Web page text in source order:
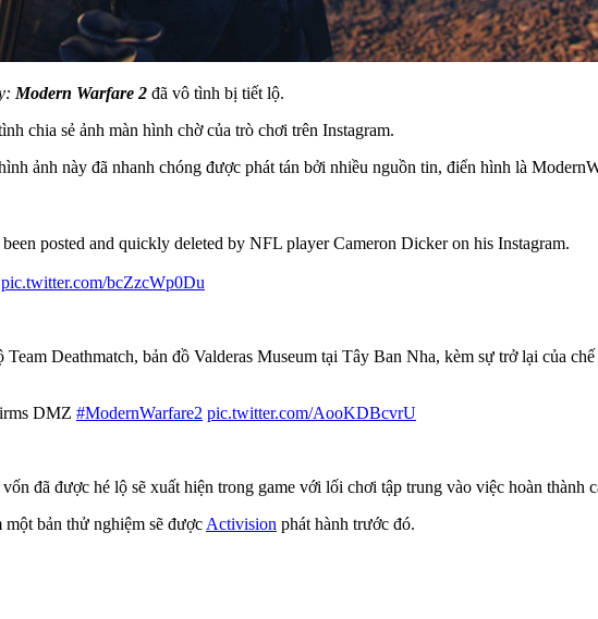
Modern Warfare 2 đã vô tình bị tiết lộ.
chia sẻ ảnh màn hình chờ của trò chơi trên Instagram.
ảnh này đã nhanh chóng được phát tán bởi nhiều nguồn tin, điển hình là
posted and quickly deleted by NFL player Cameron Dicker on his Instagram.
pic.twitter.com/bcZzcWp0Du
Deathmatch, bản đồ Valderas Museum tại Tây Ban Nha, kèm sự trở lại của
DMZ #ModernWarfare2 pic.twitter.com/AooKDBcvrU
đã được hé lộ sẽ xuất hiện trong game với lối chơi tập trung vào việc hoàn thành
bản thử nghiệm sẽ được Activision phát hành trước đó.